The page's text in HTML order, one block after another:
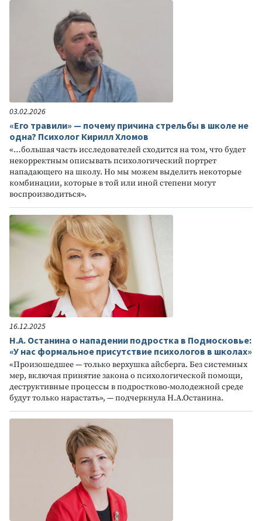
03.02.2026
«Его травили» — почему причина стрельбы в школе не
одна? Психолог Кирилл Хломов
«…большая часть исследователей сходится на том, что будет
некорректным описывать психологический портрет
нападающего на школу. Но мы можем выделить некоторые
комбинации, которые в той или иной степени могут
воспроизводиться».
16.12.2025
Н.А. Останина о нападении подростка в Подмосковье:
«У нас формальное присутствие психологов в школах»
«Произошедшее — только верхушка айсберга. Без системных
мер, включая принятие закона о психологической помощи,
деструктивные процессы в подростково-молодежной среде
будут только нарастать», — подчеркнула Н.А.Останина.